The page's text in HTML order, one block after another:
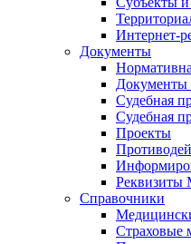
Интернет-
Документы
Судебная
Судебная
Проекты
Справочники
Страховые